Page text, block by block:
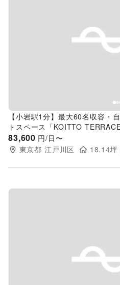
Previous slide
【小岩駅1分】最大60名収容・
トスペース「KOITTO TERRACE
83,600 円/日〜
東京都 江戸川区 18.14
Previous slide